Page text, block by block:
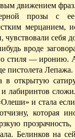
движением
прозы с ее
мерцанием,
чувствовали себя
вроде
стиля — иронию.
пистолета Лепажа.
в открытую
лабиринтов
и стала
которая
Белинков на